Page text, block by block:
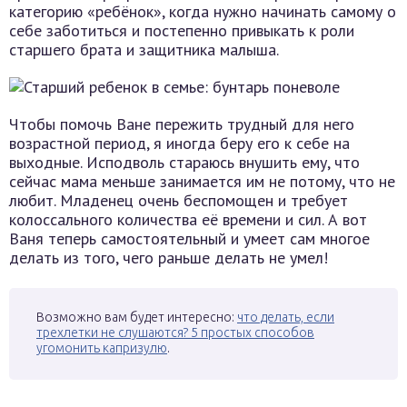
категорию «ребёнок», когда нужно начинать самому о
себе заботиться и постепенно привыкать к роли
старшего брата и защитника малыша.
Чтобы помочь Ване пережить трудный для него
возрастной период, я иногда беру его к себе на
выходные. Исподволь стараюсь внушить ему, что
сейчас мама меньше занимается им не потому, что не
любит. Младенец очень беспомощен и требует
колоссального количества её времени и сил. А вот
Ваня теперь самостоятельный и умеет сам многое
делать из того, чего раньше делать не умел!
Возможно вам будет интересно: что делать, если
трехлетки не слушаются? 5 простых способов
угомонить капризулю.